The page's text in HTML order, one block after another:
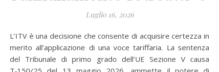
Luglio 16, 2026
L’ITV è una decisione che consente di acquisire certezza in
merito all’applicazione di una voce tariffaria. La sentenza
del Tribunale di primo grado dell’UE Sezione V causa